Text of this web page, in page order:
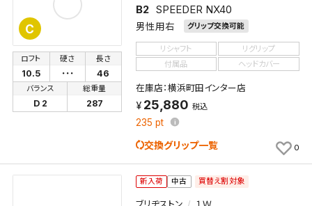
C
B2 SPEEDER NX40
男性用右 グリップ交換可能
ロフト
10.5
硬さ
･･･
長さ
46
バランス
D 2
総重量
287
リシャフト
リグリップ
付属品
ヘッドカバー
在庫店：横浜町田インター店
25,880 税込
235 pt
交換グリップ一覧 0
新入荷 中古 買替え割対象